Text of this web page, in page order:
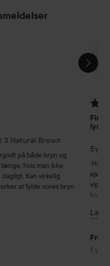
3 Natural Brown
på både bryn og
hvis man ikke
Kan virkelig
at fylde vores bryn
Fin
Har
4
Læs
Frida
1 uge